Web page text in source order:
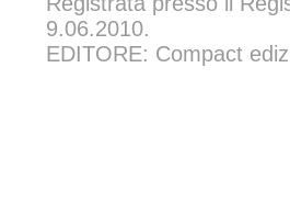
9.06.2010.
EDITORE: Compact